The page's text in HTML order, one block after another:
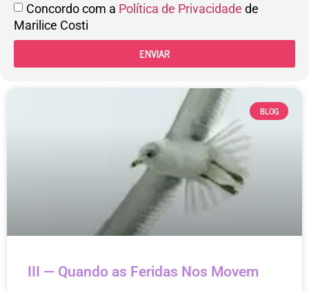
Concordo com a Política de Privacidade de
Marilice Costi
ENVIAR
BLOG
III — Quando as Feridas Nos Movem